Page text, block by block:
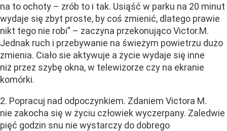
na to ochoty – zrób to i tak. Usiąść w parku na 20 minut
wydaje się zbyt proste, by coś zmienić, dlatego prawie
nikt tego nie robi” – zaczyna przekonująco Victor.M.
Jednak ruch i przebywanie na świeżym powietrzu dużo
zmienia. Ciało sie aktywuje a życie wydaje się inne
niż przez szybę okna, w telewizorze czy na ekranie
komórki.
2. Popracuj nad odpoczynkiem. Zdaniem Victora M.
nie zakocha się w życiu człowiek wyczerpany. Zaledwie
pięć godzin snu nie wystarczy do dobrego